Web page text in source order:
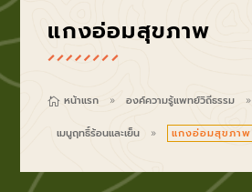
แกงอ่อมสุขภาพ
 หน้าแรก 9 องค์ความรู้แพทย์วิถีธรรม 9
เมนูฤทธิ์ร้อนและเย็น 9 แกงอ่อมสุขภาพ